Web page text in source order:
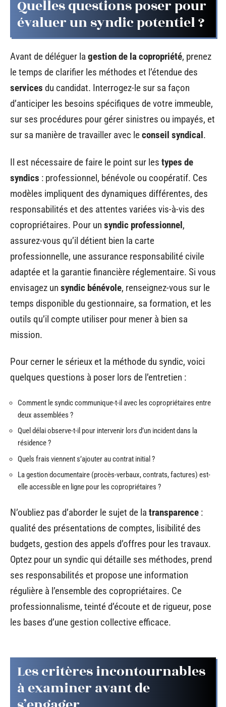
Quelles questions poser pour
évaluer un syndic potentiel ?
Avant de déléguer la gestion de la copropriété, prenez
le temps de clarifier les méthodes et l’étendue des
services du candidat. Interrogez-le sur sa façon
d’anticiper les besoins spécifiques de votre immeuble,
sur ses procédures pour gérer sinistres ou impayés, et
sur sa manière de travailler avec leconseil syndical.
Il est nécessaire de faire le point sur les types de
syndics : professionnel, bénévole ou coopératif. Ces
modèles impliquent des dynamiques différentes, des
responsabilités et des attentes variées vis-à-vis des
copropriétaires. Pour un syndic professionnel,
assurez-vous qu’il détient bien la carte
professionnelle, une assurance responsabilité civile
adaptée et la garantie financière réglementaire. Si vous
envisagez un syndic bénévole, renseignez-vous sur le
temps disponible du gestionnaire, sa formation, et les
outils qu’il compte utiliser pour mener à bien sa
mission.
Pour cerner le sérieux et la méthode du syndic, voici
quelques questions à poser lors de l’entretien :
Comment le syndic communique-t-il avec les copropriétaires entre
deux assemblées ?
Quel délai observe-t-il pour intervenir lors d’un incident dans la
résidence ?
Quels frais viennent s’ajouter au contrat initial ?
La gestion documentaire (procès-verbaux, contrats, factures) est-
elle accessible en ligne pour les copropriétaires ?
N’oubliez pas d’aborder le sujet de la transparence :
qualité des présentations de comptes, lisibilité des
budgets, gestion des appels d’offres pour les travaux.
Optez pour un syndic qui détaille ses méthodes, prend
ses responsabilités et propose une information
régulière à l’ensemble des copropriétaires. Ce
professionnalisme, teinté d’écoute et de rigueur, pose
les bases d’une gestion collective efficace.
Les critères incontournables
à examiner avant de